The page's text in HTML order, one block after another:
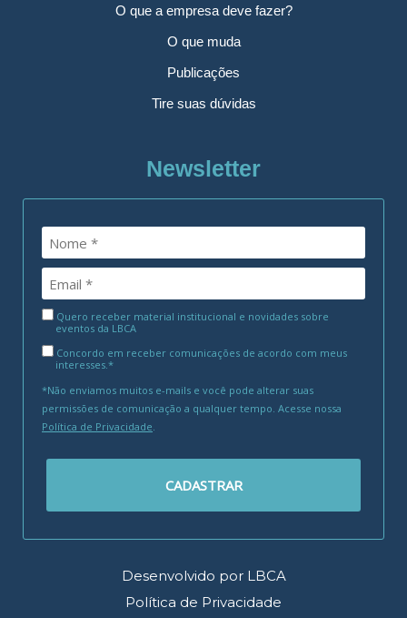
O que a empresa deve fazer?
O que muda
Publicações
Tire suas dúvidas
Newsletter
Quero receber material institucional e novidades sobre
eventos da LBCA
Concordo em receber comunicações de acordo com meus
interesses.*
*Não enviamos muitos e-mails e você pode alterar suas
permissões de comunicação a qualquer tempo. Acesse nossa
Política de Privacidade.
CADASTRAR
Desenvolvido por LBCA
Política de Privacidade